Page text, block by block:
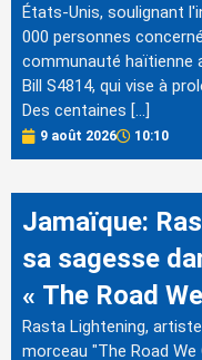
États-Unis, soulignant
000 personnes
communauté haïtienne
Bill S4814, qui vise à
Des centaines […]
9 août 2026 10:10
Jamaïque:
sa sagesse
« The Road
Rasta Lightening,
morceau "The Road